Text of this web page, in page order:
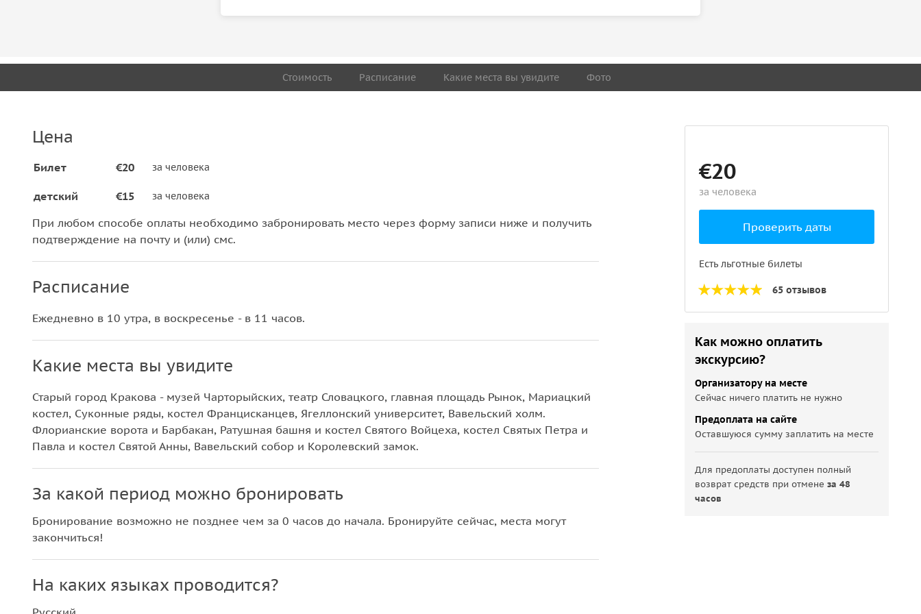
Стоимость Расписание Какие места вы увидите Фото
Цена
Билет €20 за человека
детский €15 за человека
При любом способе оплаты необходимо забронировать место через форму записи ниже и получить
подтверждение на почту и (или) смс.
Расписание
Ежедневно в 10 утра, в воскресенье - в 11 часов.
Какие места вы увидите
Старый город Кракова - музей Чарторыйских, театр Словацкого, главная площадь Рынок, Мариацкий
костел, Суконные ряды, костел Францисканцев, Ягеллонский университет, Вавельский холм.
Флорианские ворота и Барбакан, Ратушная башня и костел Святого Войцеха, костел Святых Петра и
Павла и костел Святой Анны, Вавельский собор и Королевский замок.
За какой период можно бронировать
Бронирование возможно не позднее чем за 0 часов до начала. Бронируйте сейчас, места могут
закончиться!
На каких языках проводится?
€20
за человека
Проверить даты
Есть льготные билеты
65 отзывов
Как можно оплатить
экскурсию?
Организатору на месте
Сейчас ничего платить не нужно
Предоплата на сайте
Оставшуюся сумму заплатить на месте
Для предоплаты доступен полный
возврат средств при отменеза 48
часов